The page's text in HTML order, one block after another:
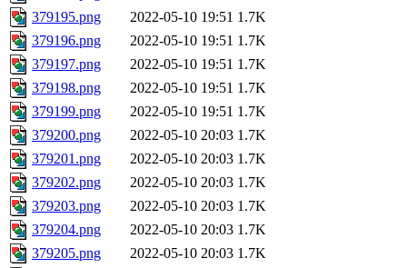
379195.png
2022-05-10 19:51 1.7K
379196.png
2022-05-10 19:51 1.7K
379197.png
2022-05-10 19:51 1.7K
379198.png
2022-05-10 19:51 1.7K
379199.png
2022-05-10 19:51 1.7K
379200.png
2022-05-10 20:03 1.7K
379201.png
2022-05-10 20:03 1.7K
379202.png
2022-05-10 20:03 1.7K
379203.png
2022-05-10 20:03 1.7K
379204.png
2022-05-10 20:03 1.7K
379205.png
2022-05-10 20:03 1.7K